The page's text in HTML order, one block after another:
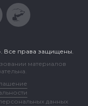
Все права защищены.
материалов
данных